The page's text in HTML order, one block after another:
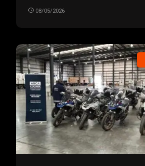
08/05/2026